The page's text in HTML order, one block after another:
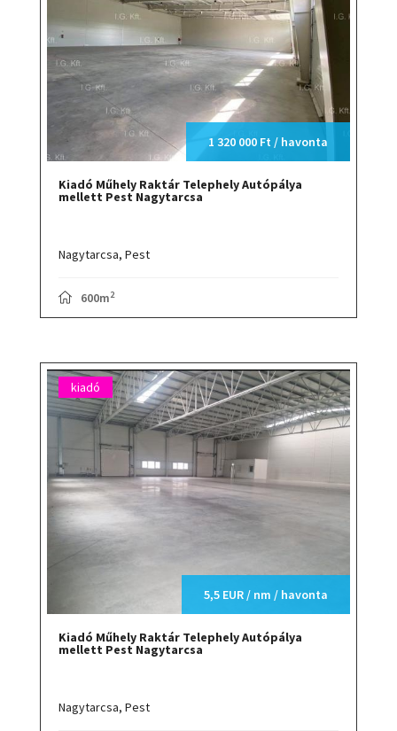
1 320 000 Ft / havonta
Kiadó Műhely Raktár Telephely Autópálya
mellett Pest Nagytarcsa
Nagytarcsa, Pest
600m2
kiadó
5,5 EUR / nm / havonta
Kiadó Műhely Raktár Telephely Autópálya
mellett Pest Nagytarcsa
Nagytarcsa, Pest